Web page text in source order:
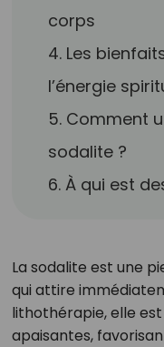
corps
4. Les
l’énergie
5. Comment
sodalite ?
6. À qui est
La sodalite est une
qui attire
lithothérapie, elle
apaisantes,